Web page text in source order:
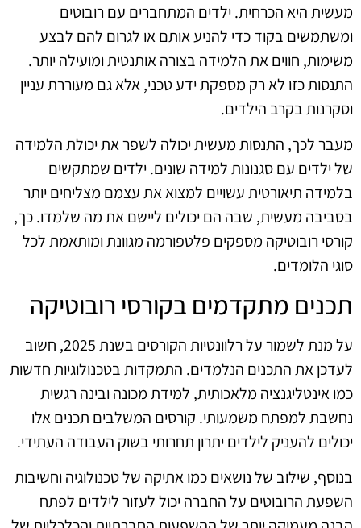
מעשית היא הכרחית. ילדים המתחברים עם רובוטים
ומשתמשים בקוד כדי להניע אותם או לגרום להם לבצע
משימות, חווים את הלמידה בצורה אותנטית ומועילה יותר.
התנסות כזו לא רק מספקת ידע טכני, אלא גם מעוררת עניין
וסקרנות בקרב הילדים.
מעבר לכך, התנסות מעשית יכולה לשפר את יכולת הלמידה
של ילדים עם סגנונות למידה שונים. ילדים שמתקשים
בלמידה תיאורטית עשויים למצוא את עצמם מצליחים יותר
בסביבה מעשית, שבה הם יכולים ליישם את מה שלמדו. כך,
קורסי רובוטיקה מספקים פלטפורמה מגוונת ומותאמת לכל
סוגי הלומדים.
תכנים מתקדמים בקורסי רובוטיקה
על מנת לשמור על רלוונטיות הקורסים בשנת 2025, חשוב
לעדכן את התכנים הנלמדים. התמקדות בטכנולוגיות חדשות
כמו אינטליגנציה מלאכותית, למידת מכונה ובינה רגשית
נחשבת למפתח משמעותי. קורסים המשלבים תכנים אלו
יכולים להעניק לילדים יתרון תחרותי בשוק העבודה העתידי.
בנוסף, שילוב של נושאים כמו אתיקה של טכנולוגיה וחשיבות
השפעת הרובוטים על החברה יכול לעזור לילדים לפתח